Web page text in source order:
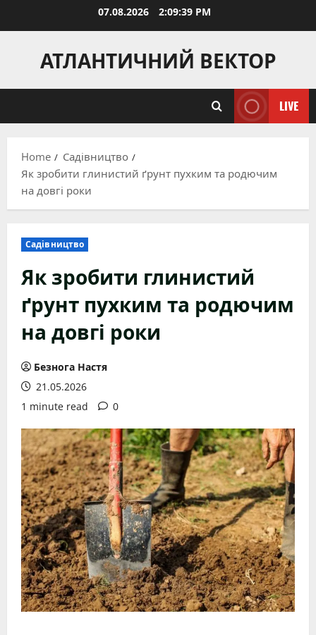
07.08.2026 2:09:40 PM
АТЛАНТИЧНИЙ ВЕКТОР
LIVE
Home
Садівництво
Як зробити глинистий ґрунт пухким та родючим
на довгі роки
Садівництво
Як зробити глинистий
ґрунт пухким та родючим
на довгі роки
Безнога Настя
21.05.2026
1 minute read
0